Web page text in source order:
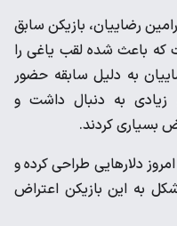
رضاییان، بازیکن سابق
که باعث شده لقب یاغی را
به دلیل سابقه حضور
زیادی به دنبال داشت و
بسیاری کردند.
دلارهایی طراحی کرده و
شکل به این بازیکن اعتراض